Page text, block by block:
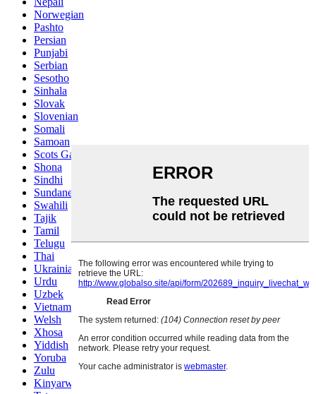
Norwegian
Pashto
Persian
Punjabi
Serbian
Sesotho
Sinhala
Slovak
Slovenian
Somali
Samoan
Scots Gaelic
Shona
Sindhi
Sundanese
Swahili
Tajik
Tamil
Telugu
Thai
Ukrainian
Urdu
Uzbek
Vietnamese
Welsh
Xhosa
Yiddish
Yoruba
Zulu
Kinyarwanda